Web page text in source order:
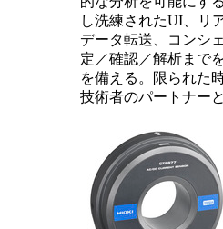
し洗練されたUI、リ
データ転送、コンシ
定／確認／解析まで
を備える。限られた
技術者のパートナー